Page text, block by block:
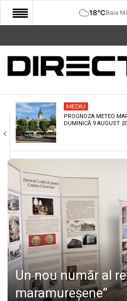
18°CBaia
START
COMUNITATE
CULTURA
ECONOMIE
SANATATE
SPORT
SPECIAL
POLITIC
LIFE
MEDIU
PROGNOZA METEO
DUMINICĂ 9 AUGUST
Un nou număr al
maramureșene”